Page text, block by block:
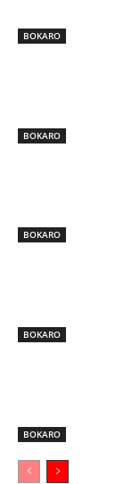
BOKARO
BOKARO
BOKARO
BOKARO
BOKARO